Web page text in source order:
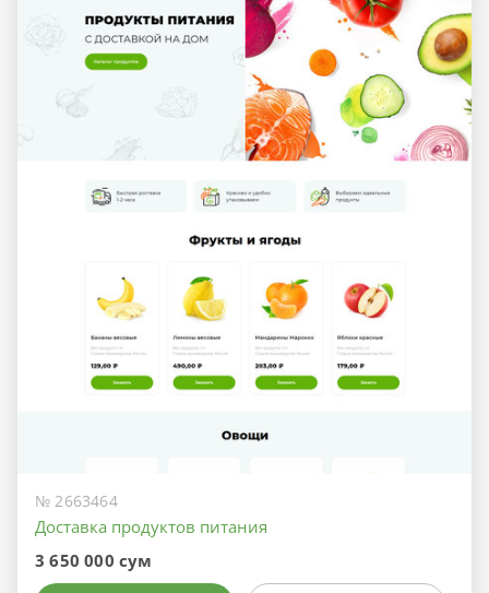
№ 2663464
Доставка продуктов питания
3 650 000 сум